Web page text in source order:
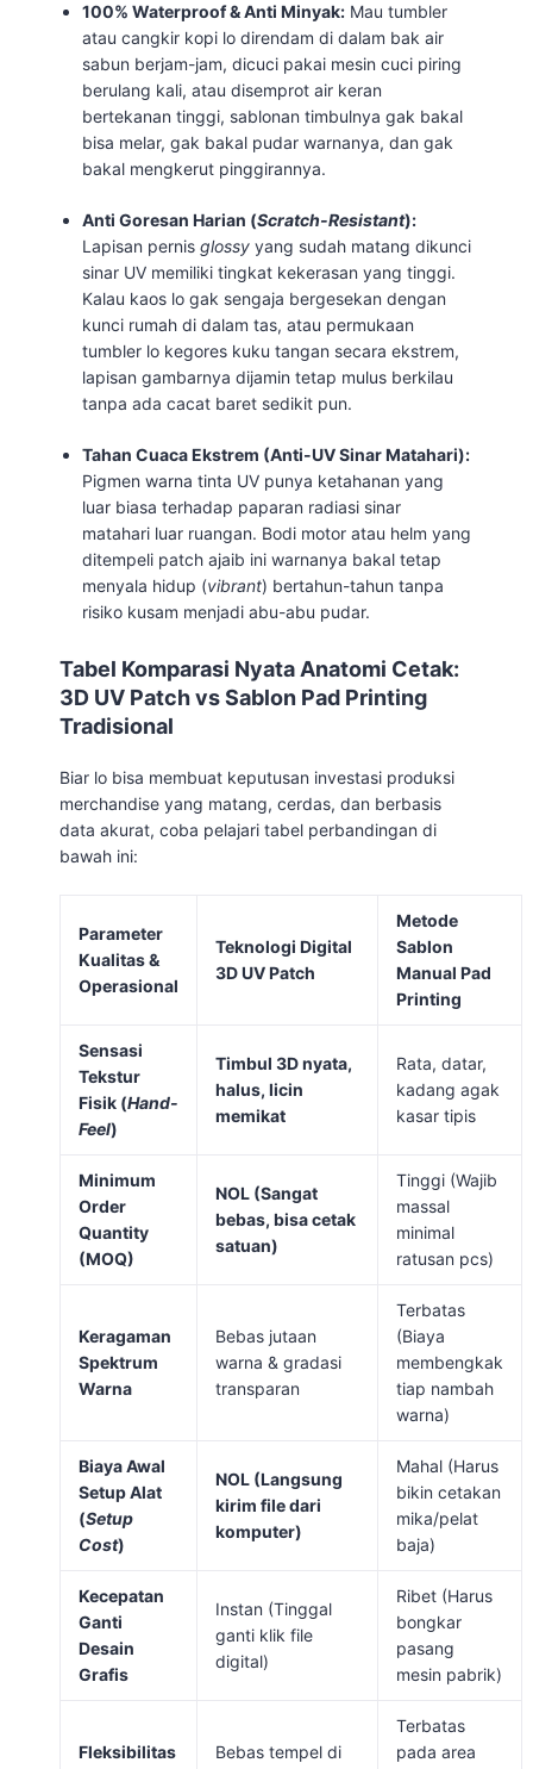
100% Waterproof & Anti Minyak: Mau tumbler
atau cangkir kopi lo direndam di dalam bak air
sabun berjam-jam, dicuci pakai mesin cuci piring
berulang kali, atau disemprot air keran
bertekanan tinggi, sablonan timbulnya gak bakal
bisa melar, gak bakal pudar warnanya, dan gak
bakal mengkerut pinggirannya.
Anti Goresan Harian (Scratch-Resistant):
Lapisan pernisglossy yang sudah matang dikunci
sinar UV memiliki tingkat kekerasan yang tinggi.
Kalau kaos lo gak sengaja bergesekan dengan
kunci rumah di dalam tas, atau permukaan
tumbler lo kegores kuku tangan secara ekstrem,
lapisan gambarnya dijamin tetap mulus berkilau
tanpa ada cacat baret sedikit pun.
Tahan Cuaca Ekstrem (Anti-UV Sinar Matahari):
Pigmen warna tinta UV punya ketahanan yang
luar biasa terhadap paparan radiasi sinar
matahari luar ruangan. Bodi motor atau helm yang
ditempeli patch ajaib ini warnanya bakal tetap
menyala hidup (vibrant) bertahun-tahun tanpa
risiko kusam menjadi abu-abu pudar.
Tabel Komparasi Nyata Anatomi Cetak:
3D UV Patch vs Sablon Pad Printing
Tradisional
Biar lo bisa membuat keputusan investasi produksi
merchandise yang matang, cerdas, dan berbasis
data akurat, coba pelajari tabel perbandingan di
bawah ini:
Parameter
Kualitas &
Operasional
Teknologi Digital
3D UV Patch
Metode
Sablon
Manual Pad
Printing
Sensasi
Tekstur
Fisik (Hand-
Feel)
Timbul 3D nyata,
halus, licin
memikat
Rata, datar,
kadang agak
kasar tipis
Minimum
Order
Quantity
(MOQ)
NOL (Sangat
bebas, bisa cetak
satuan)
Tinggi (Wajib
massal
minimal
ratusan pcs)
Keragaman
Spektrum
Warna
Bebas jutaan
warna & gradasi
transparan
Terbatas
(Biaya
membengkak
tiap nambah
warna)
Biaya Awal
Setup Alat
(Setup
Cost)
NOL (Langsung
kirim file dari
komputer)
Mahal (Harus
bikin cetakan
mika/pelat
baja)
Kecepatan
Ganti
Desain
Grafis
Instan (Tinggal
ganti klik file
digital)
Ribet (Harus
bongkar
pasang
mesin pabrik)
Fleksibilitas
Bebas tempel di
Terbatas
pada area